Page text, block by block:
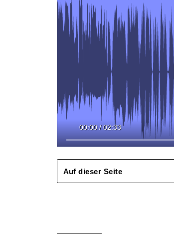
00:00 / 02:33
Auf dieser Seite